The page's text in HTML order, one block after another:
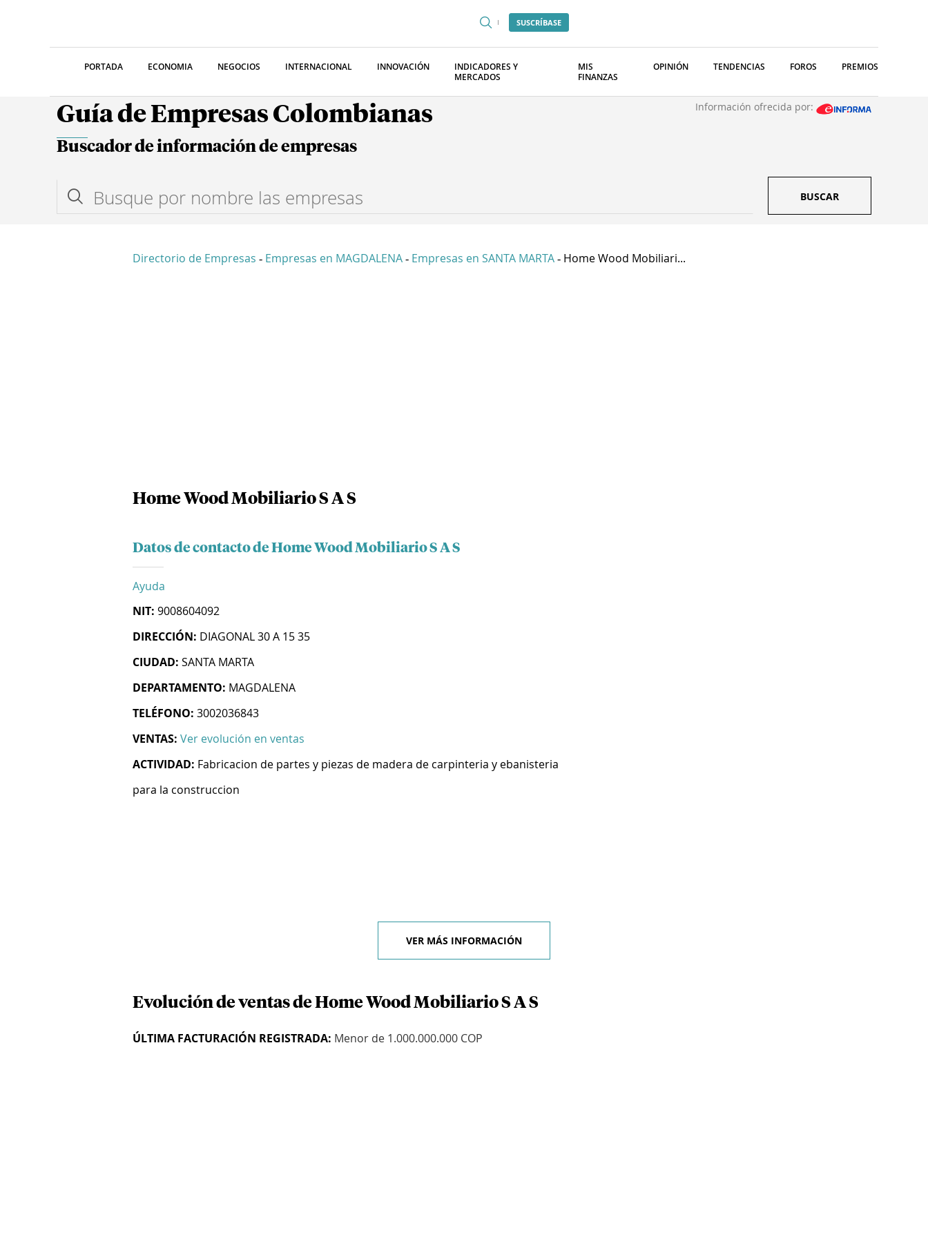
SUSCRÍBASE
PORTADA ECONOMIA NEGOCIOS INTERNACIONAL INNOVACIÓN
INDICADORES Y
MERCADOS
MIS
FINANZAS
OPINIÓN TENDENCIAS FOROS PREMIOS
Guía de Empresas Colombianas Información ofrecida por:
Buscador de información de empresas
BUSCAR
Directorio de Empresas - Empresas en MAGDALENA - Empresas en SANTA MARTA - Home Wood Mobiliari...
Home Wood Mobiliario S A S
Datos de contacto de Home Wood Mobiliario S A S
Ayuda
NIT: 9008604092
DIRECCIÓN: DIAGONAL 30 A 15 35
CIUDAD: SANTA MARTA
DEPARTAMENTO: MAGDALENA
TELÉFONO: 3002036843
VENTAS: Ver evolución en ventas
ACTIVIDAD: Fabricacion de partes y piezas de madera de carpinteria y ebanisteria
para la construccion
VER MÁS INFORMACIÓN
Evolución de ventas de Home Wood Mobiliario S A S
ÚLTIMA FACTURACIÓN REGISTRADA: Menor de 1.000.000.000 COP